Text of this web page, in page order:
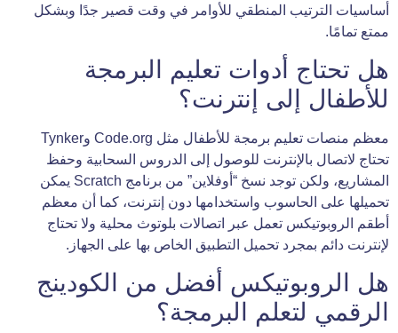
أساسيات الترتيب المنطقي للأوامر في وقت قصير جدًا وبشكل
ممتع تمامًا.
هل تحتاج أدوات تعليم البرمجة
للأطفال إلى إنترنت؟
معظم منصات تعليم برمجة للأطفال مثل Code.org وTynker
تحتاج لاتصال بالإنترنت للوصول إلى الدروس السحابية وحفظ
المشاريع، ولكن توجد نسخ “أوفلاين” من برنامج Scratch يمكن
تحميلها على الحاسوب واستخدامها دون إنترنت، كما أن معظم
أطقم الروبوتيكس تعمل عبر اتصالات بلوتوث محلية ولا تحتاج
لإنترنت دائم بمجرد تحميل التطبيق الخاص بها على الجهاز.
هل الروبوتيكس أفضل من الكودينج
الرقمي لتعلم البرمجة؟